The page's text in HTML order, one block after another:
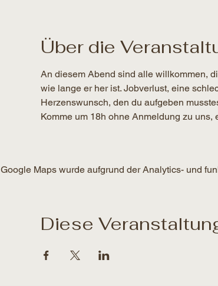
Über die
An diesem Abend sind alle willkommen,
wie lange er her ist. Jobverlust, eine
Herzenswunsch, den du aufgeben
Komme um 18h ohne Anmeldung zu
Google Maps wurde aufgrund der Analytics- und
Diese